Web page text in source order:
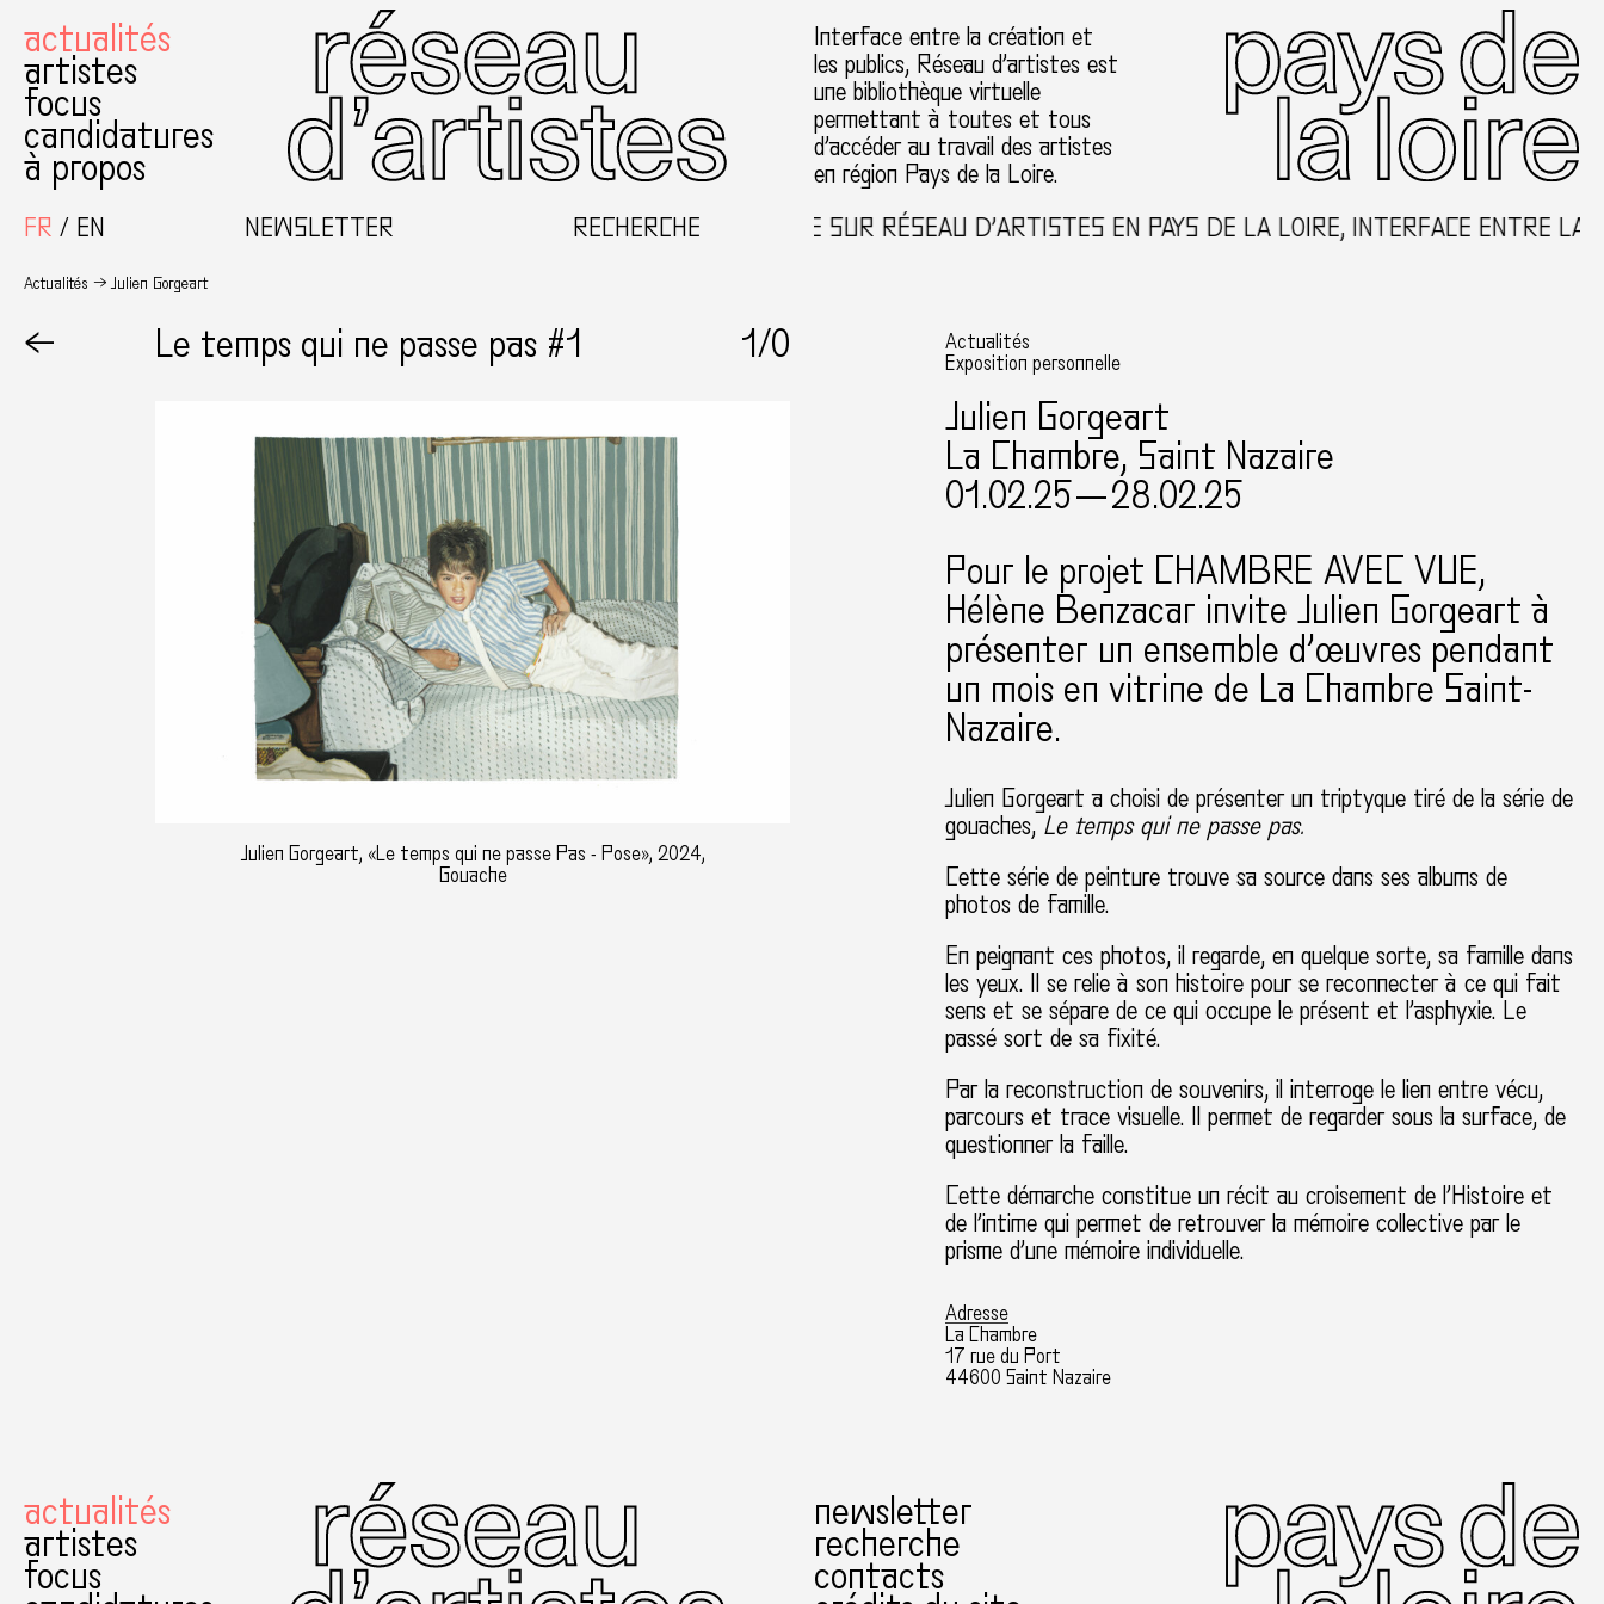
actualités
artistes
focus
candidatures
à propos
Interface entre la création et
les publics, Réseau d’artistes est
une bibliothèque virtuelle
permettant à toutes et tous
d’accéder au travail des artistes
en région Pays de la Loire.
FR
EN NEWSLETTER RECHERCHEBIENVENUE SUR RÉSEAU D’ARTISTES EN PAYS DE LA LOIRE, INTERFACE ENTRE LA
Actualités Julien Gorgeart
← Le temps qui ne passe pas #1 1/0
Julien Gorgeart, «Le temps qui ne passe Pas - Pose», 2024,
Gouache
Actualités
Exposition personnelle
Julien Gorgeart
La Chambre, Saint Nazaire
01.02.25 — 28.02.25
Pour le projet CHAMBRE AVEC VUE,
Hélène Benzacar invite Julien Gorgeart à
présenter un ensemble d’œuvres pendant
un mois en vitrine de La Chambre Saint-
Nazaire.
Julien Gorgeart a choisi de présenter un triptyque tiré de la série de
gouaches, Le temps qui ne passe pas.
Cette série de peinture trouve sa source dans ses albums de
photos de famille.
En peignant ces photos, il regarde, en quelque sorte, sa famille dans
les yeux. Il se relie à son histoire pour se reconnecter à ce qui fait
sens et se sépare de ce qui occupe le présent et l’asphyxie. Le
passé sort de sa fixité.
Par la reconstruction de souvenirs, il interroge le lien entre vécu,
parcours et trace visuelle. Il permet de regarder sous la surface, de
questionner la faille.
Cette démarche constitue un récit au croisement de l’Histoire et
de l’intime qui permet de retrouver la mémoire collective par le
prisme d’une mémoire individuelle.
Adresse
La Chambre
17 rue du Port
44600 Saint Nazaire
actualités
artistes
focus
newsletter
recherche
contacts